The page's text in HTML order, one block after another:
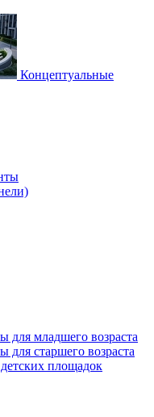
Концептуальные
для младшего возраста
для старшего возраста
площадок